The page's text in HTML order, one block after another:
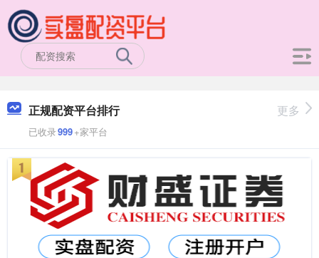
正规配资平台排行
已收录999+家平台
更多